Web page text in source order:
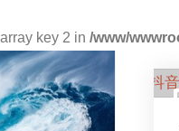
key 2 in /www/